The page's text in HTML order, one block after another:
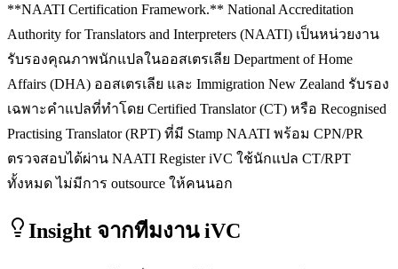
**NAATI Certification Framework.** National Accreditation
Authority for Translators and Interpreters (NAATI) เป็นหน่วยงาน
รับรองคุณภาพนักแปลในออสเตรเลีย Department of Home
Affairs (DHA) ออสเตรเลีย และ Immigration New Zealand รับรอง
เฉพาะคำแปลที่ทำโดย Certified Translator (CT) หรือ Recognised
Practising Translator (RPT) ที่มี Stamp NAATI พร้อม CPN/PR
ตรวจสอบได้ผ่าน NAATI Register iVC ใช้นักแปล CT/RPT
ทั้งหมด ไม่มีการ outsource ให้คนนอก
Insight จากทีมงาน iVC